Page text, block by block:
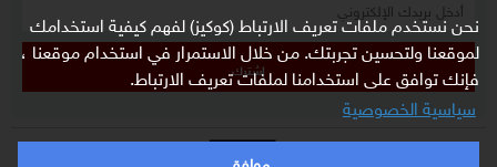
نحن نستخدم ملفات تعريف الارتباط (كوكيز) لفهم كيفية استخدامك
لموقعنا ولتحسين تجربتك. من خلال الاستمرار في استخدام موقعنا ،
فإنك توافق على استخدامنا لملفات تعريف الارتباط.
سياسية الخصوصية
إشترك